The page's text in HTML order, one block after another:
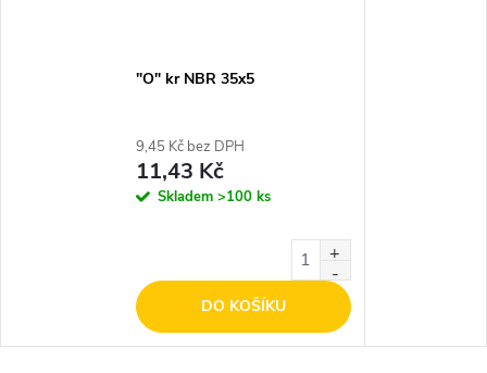
"O" kr NBR 35x5
9,45 Kč bez DPH
11,43 Kč
Skladem >100 ks
DO KOŠÍKU